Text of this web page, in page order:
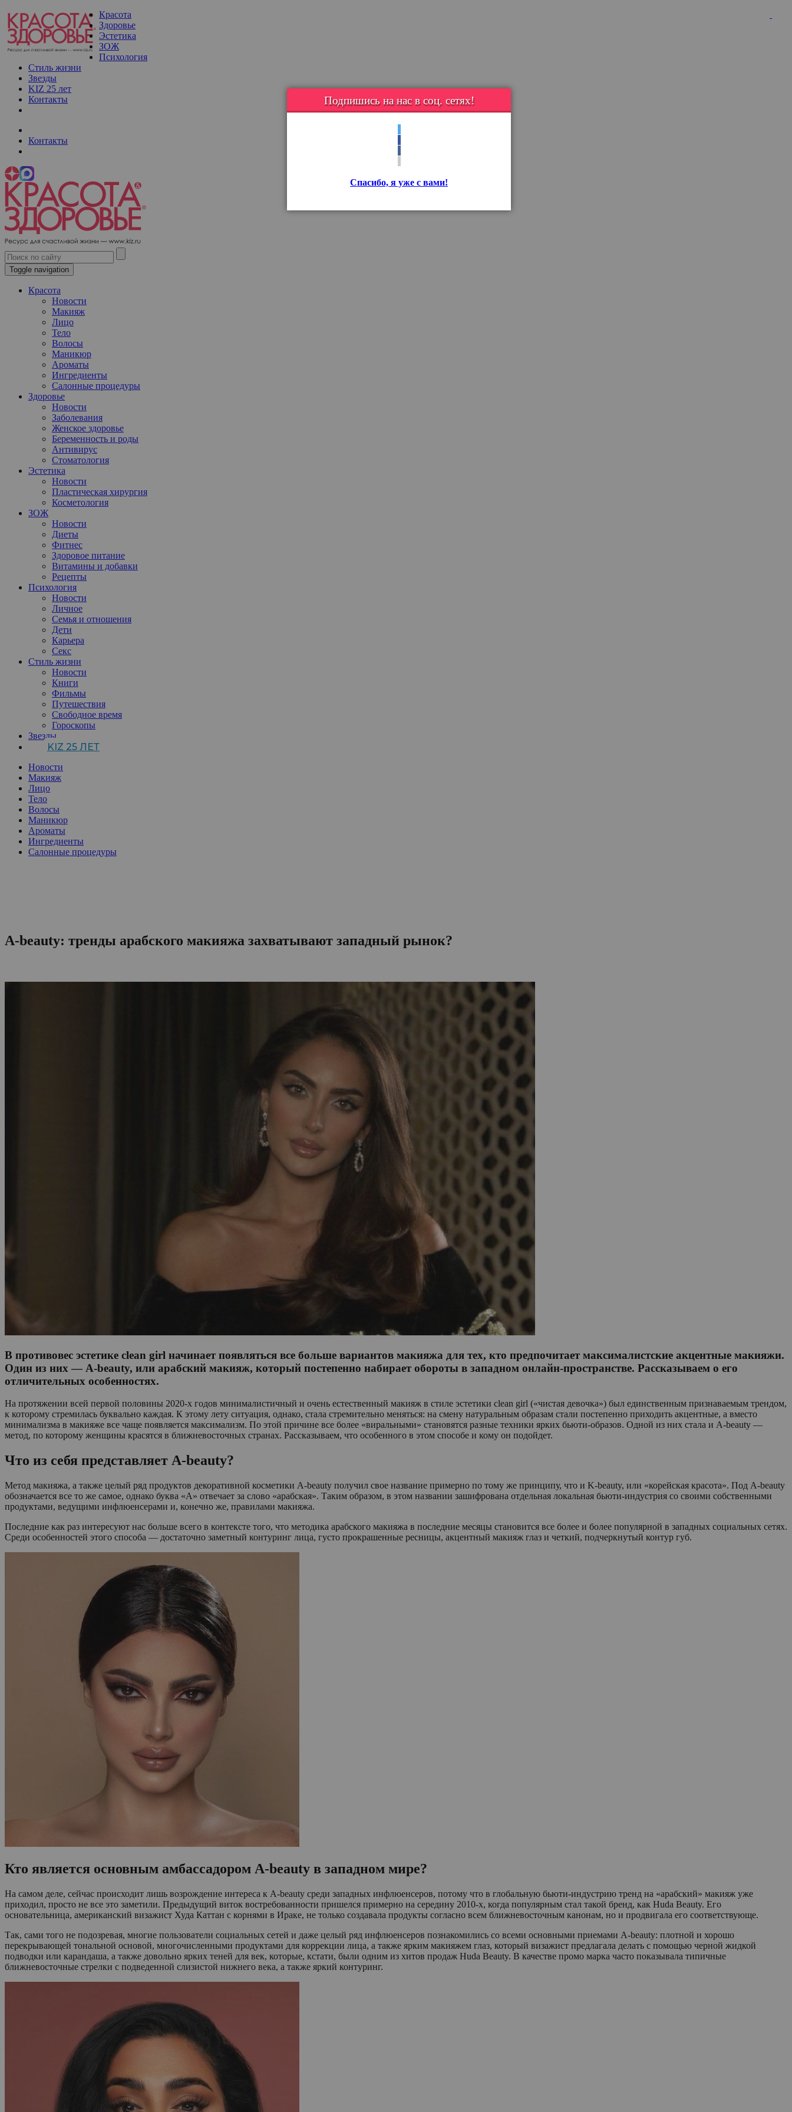
Красота
Здоровье
Эстетика
ЗОЖ
Психология
Стиль жизни
Звезды
KIZ 25 лет
Контакты
Контакты
Toggle navigation
Красота
Новости
Макияж
Лицо
Тело
Волосы
Маникюр
Ароматы
Ингредиенты
Салонные процедуры
Здоровье
Новости
Заболевания
Женское здоровье
Беременность и роды
Антивирус
Стоматология
Эстетика
Новости
Пластическая хирургия
Косметология
ЗОЖ
Новости
Диеты
Фитнес
Здоровое питание
Витамины и добавки
Рецепты
Психология
Новости
Личное
Семья и отношения
Дети
Карьера
Секс
Стиль жизни
Новости
Книги
Фильмы
Путешествия
Свободное время
Гороскопы
Звезды
KIZ 25 ЛЕТ
Новости
Макияж
Лицо
Тело
Волосы
Маникюр
Ароматы
Ингредиенты
Салонные процедуры
Подпишись на нас в соц. сетях!
Спасибо, я уже с вами!
A-beauty: тренды арабского макияжа захватывают западный рынок?
В противовес эстетике clean girl начинает появляться все больше вариантов макияжа для тех, кто предпочитает максималистские акцентные макияжи.
Один из них — A-beauty, или арабский макияж, который постепенно набирает обороты в западном онлайн-пространстве. Рассказываем о его
отличительных особенностях.
На протяжении всей первой половины 2020-х годов минималистичный и очень естественный макияж в стиле эстетики clean girl («чистая девочка») был единственным признаваемым трендом,
к которому стремилась буквально каждая. К этому лету ситуация, однако, стала стремительно меняться: на смену натуральным образам стали постепенно приходить акцентные, а вместо
минимализма в макияже все чаще появляется максимализм. По этой причине все более «виральными» становятся разные техники ярких бьюти-образов. Одной из них стала и A-beauty —
метод, по которому женщины красятся в ближневосточных странах. Рассказываем, что особенного в этом способе и кому он подойдет.
Что из себя представляет A-beauty?
Метод макияжа, а также целый ряд продуктов декоративной косметики A-beauty получил свое название примерно по тому же принципу, что и K-beauty, или «корейская красота». Под A-beauty
обозначается все то же самое, однако буква «А» отвечает за слово «арабская». Таким образом, в этом названии зашифрована отдельная локальная бьюти-индустрия со своими собственными
продуктами, ведущими инфлюенсерами и, конечно же, правилами макияжа.
Последние как раз интересуют нас больше всего в контексте того, что методика арабского макияжа в последние месяцы становится все более и более популярной в западных социальных сетях.
Среди особенностей этого способа — достаточно заметный контуринг лица, густо прокрашенные ресницы, акцентный макияж глаз и четкий, подчеркнутый контур губ.
Кто является основным амбассадором A-beauty в западном мире?
На самом деле, сейчас происходит лишь возрождение интереса к A-beauty среди западных инфлюенсеров, потому что в глобальную бьюти-индустрию тренд на «арабский» макияж уже
приходил, просто не все это заметили. Предыдущий виток востребованности пришелся примерно на середину 2010-х, когда популярным стал такой бренд, как Huda Beauty. Его
основательница, американский визажист Худа Каттан с корнями в Ираке, не только создавала продукты согласно всем ближневосточным канонам, но и продвигала его соответствующе.
Так, сами того не подозревая, многие пользователи социальных сетей и даже целый ряд инфлюенсеров познакомились со всеми основными приемами A-beauty: плотной и хорошо
перекрывающей тональной основой, многочисленными продуктами для коррекции лица, а также ярким макияжем глаз, который визажист предлагала делать с помощью черной жидкой
подводки или карандаша, а также довольно ярких теней для век, которые, кстати, были одним из хитов продаж Huda Beauty. В качестве промо марка часто показывала типичные
ближневосточные стрелки с подведенной слизистой нижнего века, а также яркий контуринг.